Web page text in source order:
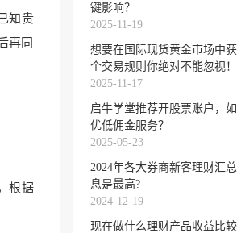
知贵
再同
根据
键影响？
2025-11-19
想要在国际现货黄金市场中
个交易规则你绝对不能忽视！
2025-11-17
启牛学堂推荐开股票账户，
优低佣金服务？
2025-05-23
2024年各大券商新客理财汇
息是最高?
2024-12-19
现在做什么理财产品收益比